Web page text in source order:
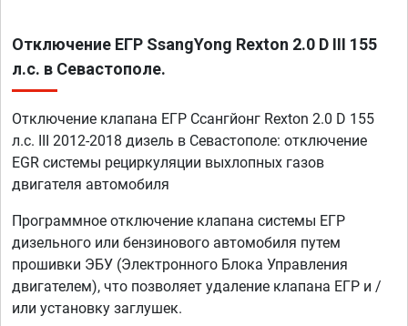
Отключение ЕГР SsangYong Rexton 2.0 D III 155
л.с. в Севастополе.
Отключение клапана ЕГР Ссангйонг Rexton 2.0 D 155
л.с. III 2012-2018 дизель в Севастополе: отключение
EGR системы рециркуляции выхлопных газов
двигателя автомобиля
Программное отключение клапана системы ЕГР
дизельного или бензинового автомобиля путем
прошивки ЭБУ (Электронного Блока Управления
двигателем), что позволяет удаление клапана ЕГР и /
или установку заглушек.